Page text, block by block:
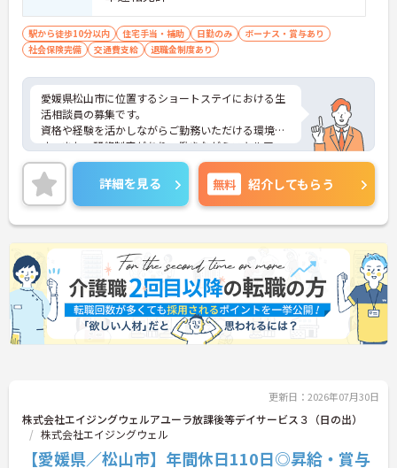
駅から徒歩10分以内 住宅手当・補助 日勤のみ
ボーナス・賞与あり
社会保険完備
交通費支給 退職金制度あり
愛媛県松山市に位置するショートステイにおける生
活相談員の募集です。
資格や経験を活かしながらご勤務いただける環境で
す。また、研修制度があり、働きながらスキルアッ
プが目指せる環境です。
ご興味のある方には、面接対策ポイントなど、さら
に詳細をご案内しますのでお気軽にご相談くださ
い！
詳細を見る 無料 紹介してもらう
更新日：2026年07月30日
株式会社エイジングウェルアユーラ放課後等デイサービス３（日の出）
株式会社エイジングウェル
【愛媛県／松山市】年間休日110日◎昇給・賞与